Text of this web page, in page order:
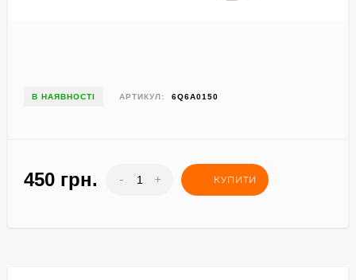
В НАЯВНОСТІ АРТИКУЛ: 6Q6A0150
450 грн. - + КУПИТИ